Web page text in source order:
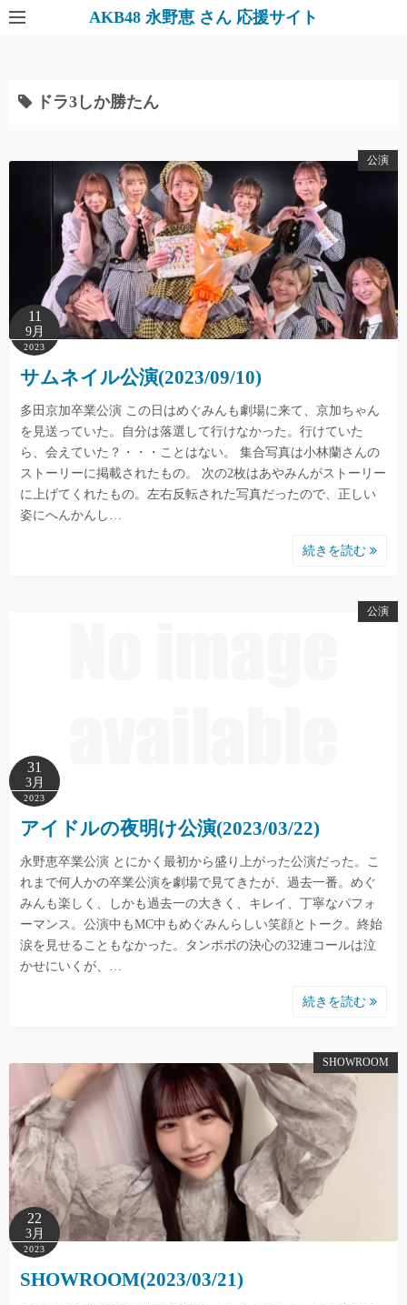
AKB48 永野恵 さん 応援サイト
ドラ3しか勝たん
公演
11
9月
2023
サムネイル公演(2023/09/10)
多田京加卒業公演 この日はめぐみんも劇場に来て、京加ちゃん
を見送っていた。自分は落選して行けなかった。行けていた
ら、会えていた？・・・ことはない。 集合写真は小林蘭さんの
ストーリーに掲載されたもの。 次の2枚はあやみんがストーリー
に上げてくれたもの。左右反転された写真だったので、正しい
姿にへんかんし…
続きを読む
公演
31
3月
2023
アイドルの夜明け公演(2023/03/22)
永野恵卒業公演 とにかく最初から盛り上がった公演だった。こ
れまで何人かの卒業公演を劇場で見てきたが、過去一番。めぐ
みんも楽しく、しかも過去一の大きく、キレイ、丁寧なパフォ
ーマンス。公演中もMC中もめぐみんらしい笑顔とトーク。終始
涙を見せることもなかった。タンポポの決心の32連コールは泣
かせにいくが、…
続きを読む
SHOWROOM
22
3月
2023
SHOWROOM(2023/03/21)